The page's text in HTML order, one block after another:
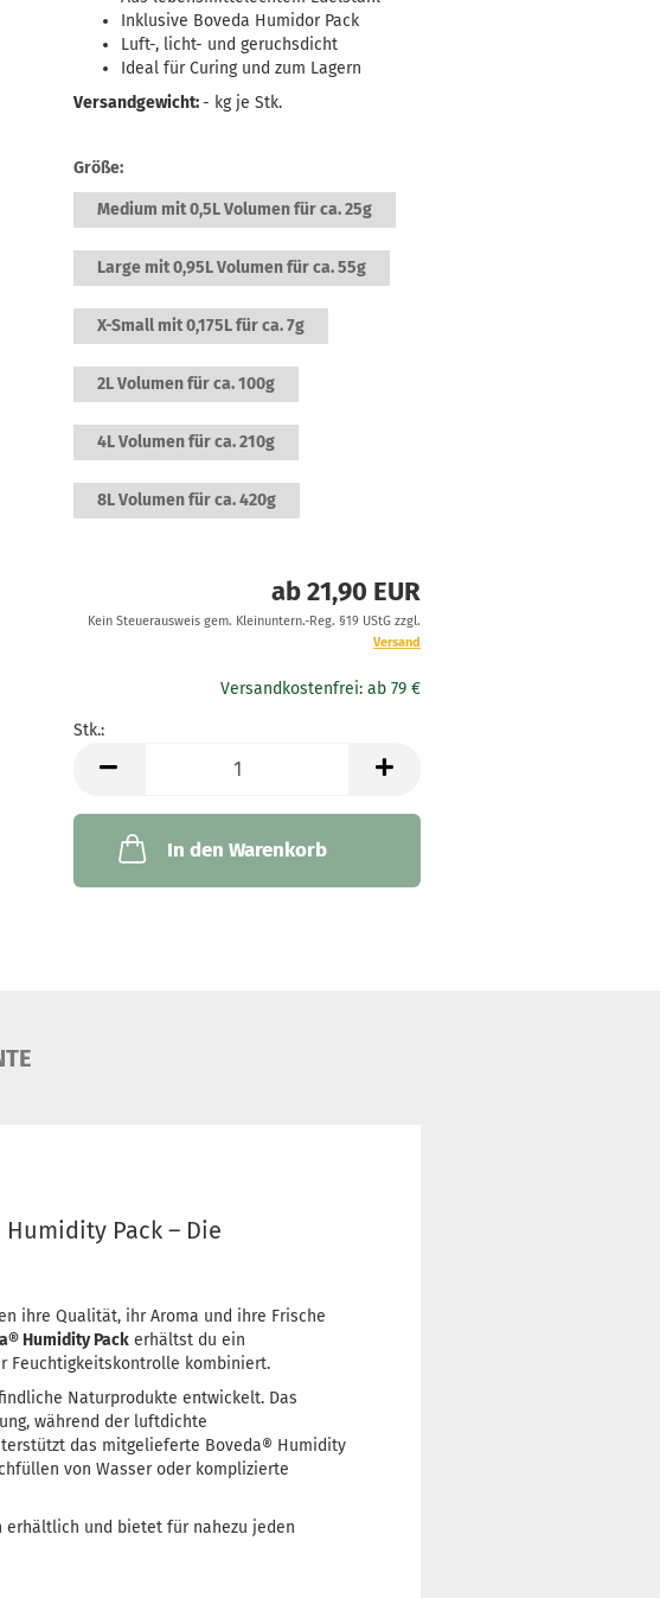
Inklusive Boveda Humidor Pack
Luft-, licht- und geruchsdicht
Ideal für Curing und zum Lagern
Versandgewicht:- kg je Stk.
Größe:
Medium mit 0,5L Volumen für ca. 25g
Large mit 0,95L Volumen für ca. 55g
X-Small mit 0,175L für ca. 7g
2L Volumen für ca. 100g
4L Volumen für ca. 210g
8L Volumen für ca. 420g
ab 21,90 EUR
Kein Steuerausweis gem. Kleinuntern.-Reg. §19 UStG zzgl.
Versand
Stk.:
In den Warenkorb
Pack – Die
ihre Qualität, ihr Aroma und ihre Frische
Humidity Pack erhältst du ein
Feuchtigkeitskontrolle kombiniert.
Naturprodukte entwickelt. Das
während der luftdichte
das mitgelieferte Boveda® Humidity
von Wasser oder komplizierte
erhältlich und bietet für nahezu jeden